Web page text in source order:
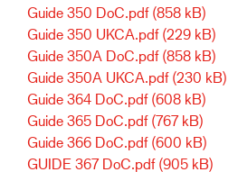
Guide 350 DoC.pdf (858 kB)
Guide 350 UKCA.pdf (229 kB)
Guide 350A DoC.pdf (858 kB)
Guide 350A UKCA.pdf (230 kB)
Guide 364 DoC.pdf (608 kB)
Guide 365 DoC.pdf (767 kB)
Guide 366 DoC.pdf (600 kB)
GUIDE 367 DoC.pdf (905 kB)